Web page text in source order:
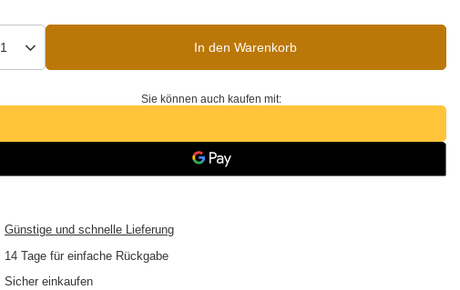
In den Warenkorb
Sie können auch kaufen mit:
Günstige und schnelle Lieferung
14Tage für einfache Rückgabe
Sicher einkaufen